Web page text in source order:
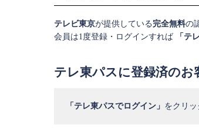
テレビ東京が提供している 完全無料の
会員は1度登録・ログインすれば
「テ
テレ東パスに登録済のお
「テレ東パスでログイン」 をクリ